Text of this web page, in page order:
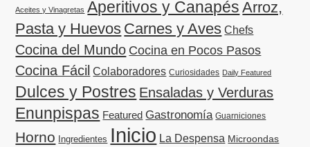
Aceites y Vinagretas Aperitivos y Canapés Arroz,
Pasta y Huevos Carnes y Aves Chefs
Cocina del Mundo Cocina en Pocos Pasos
Cocina Fácil Colaboradores Curiosidades Daily Featured
Dulces y Postres Ensaladas y Verduras
Enunpispas Featured Gastronomía Guarniciones
Horno Ingredientes Inicio La Despensa Microondas